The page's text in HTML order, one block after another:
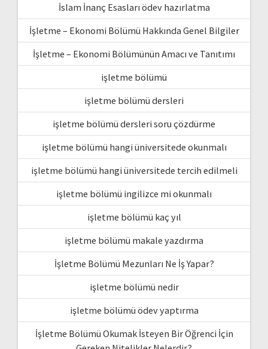
İslam İnanç Esasları ödev hazırlatma
İşletme – Ekonomi Bölümü Hakkında Genel Bilgiler
İşletme – Ekonomi Bölümünün Amacı ve Tanıtımı
işletme bölümü
işletme bölümü dersleri
işletme bölümü dersleri soru çözdürme
işletme bölümü hangi üniversitede okunmalı
işletme bölümü hangi üniversitede tercih edilmeli
işletme bölümü ingilizce mi okunmalı
işletme bölümü kaç yıl
işletme bölümü makale yazdırma
İşletme Bölümü Mezunları Ne İş Yapar?
işletme bölümü nedir
işletme bölümü ödev yaptırma
İşletme Bölümü Okumak İsteyen Bir Öğrenci İçin